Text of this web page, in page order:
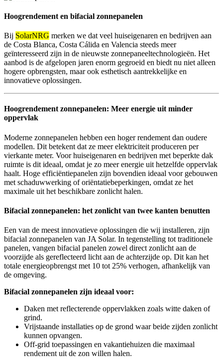
Hoogrendement en bifacial zonnepanelen
Bij SolarNRG merken we dat veel huiseigenaren en bedrijven aan
de Costa Blanca, Costa Cálida en Valencia steeds meer
geïnteresseerd zijn in de nieuwste zonnepaneeltechnologieën. Het
aanbod is de afgelopen jaren enorm gegroeid en biedt nu niet alleen
hogere opbrengsten, maar ook esthetisch aantrekkelijke en
innovatieve oplossingen.
Hoogrendement zonnepanelen: Meer energie uit minder
oppervlak
Moderne zonnepanelen hebben een hoger rendement dan oudere
modellen. Dit betekent dat ze meer elektriciteit produceren per
vierkante meter. Voor huiseigenaren en bedrijven met beperkte dak
ruimte is dit ideaal, omdat je zo meer energie uit hetzelfde oppervlak
haalt. Hoge efficiëntiepanelen zijn bovendien ideaal voor gebouwen
met schaduwwerking of oriëntatiebeperkingen, omdat ze het
maximale uit het beschikbare zonlicht halen.
Bifacial zonnepanelen: het zonlicht van twee kanten benutten
Een van de meest innovatieve oplossingen die wij installeren, zijn
bifacial zonnepanelen van JA Solar. In tegenstelling tot traditionele
panelen, vangen bifacial panelen zowel direct zonlicht aan de
voorzijde als gereflecteerd licht aan de achterzijde op. Dit kan het
totale energieopbrengst met 10 tot 25% verhogen, afhankelijk van
de omgeving.
Bifacial zonnepanelen zijn ideaal voor:
Daken met reflecterende oppervlakken zoals witte daken of
grind.
Vrijstaande installaties op de grond waar beide zijden zonlicht
kunnen opvangen.
Off-grid toepassingen en vakantiehuizen die maximaal
rendement uit de zon willen halen.